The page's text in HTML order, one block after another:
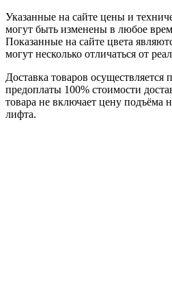
Указанные на сайте цены и
могут быть изменены в любое
Показанные на сайте цвета
могут несколько отличаться от
Доставка товаров осуществляется
предоплаты 100% стоимости
товара не включает цену подъёма
лифта.